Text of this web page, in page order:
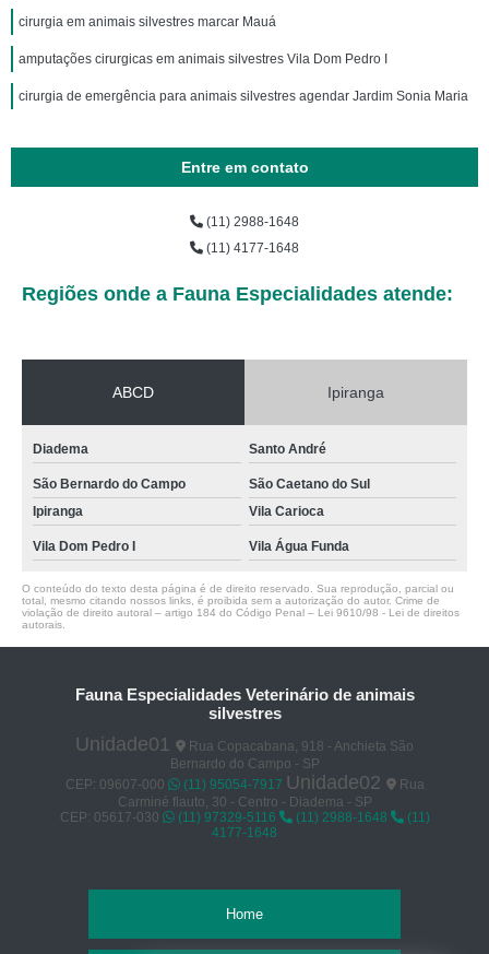
cirurgia em animais silvestres marcar Mauá
amputações cirurgicas em animais silvestres Vila Dom Pedro I
cirurgia de emergência para animais silvestres agendar Jardim Sonia Maria
Entre em contato
(11) 2988-1648
(11) 4177-1648
Regiões onde a Fauna Especialidades atende:
ABCD Ipiranga
Diadema Santo André
São Bernardo do Campo
São Caetano do Sul
Ipiranga
Vila Carioca
Vila Dom Pedro I Vila Água Funda
O conteúdo do texto desta página é de direito reservado. Sua reprodução, parcial ou
total, mesmo citando nossos links, é proibida sem a autorização do autor. Crime de
violação de direito autoral – artigo 184 do Código Penal – Lei 9610/98 - Lei de direitos
autorais
Fauna Especialidades Veterinário de animais
silvestres
Unidade01
Rua Copacabana, 918 - Anchieta São
Bernardo do Campo - SP
CEP: 09607-000
(11) 95054-7917 Unidade02
Rua
Carminé flauto, 30 - Centro - Diadema - SP
CEP: 05617-030
(11) 97329-5116 (11) 2988-1648
(11)
4177-1648
Home